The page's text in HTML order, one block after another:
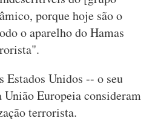
porque hoje são o
o aparelho do Hamas
Estados Unidos -- o seu
Europeia consideram
terrorista.